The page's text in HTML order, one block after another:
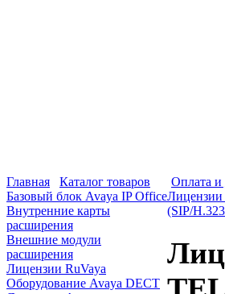
Главная Каталог товаров Оплата и
Базовый блок Avaya IP Office
Внутренние карты
расширения
Внешние модули
расширения
Лицензии RuVaya
Оборудование Avaya DECT
Лицензии
(SIP/